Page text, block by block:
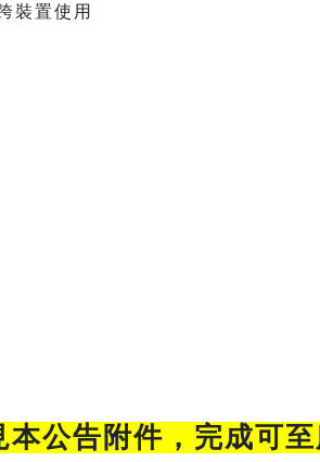
裝置使用
公告附件，完成可